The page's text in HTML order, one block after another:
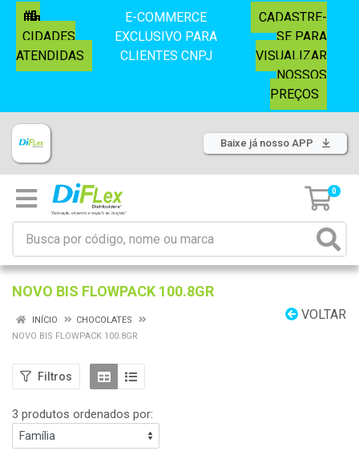
CIDADES
ATENDIDAS
E-COMMERCE
EXCLUSIVO PARA
CLIENTES CNPJ
CADASTRE-
SE PARA
VISUALIZAR
NOSSOS
PREÇOS
Baixe já nosso APP
0
NOVO BIS FLOWPACK 100.8GR
VOLTAR
INÍCIO
CHOCOLATES
NOVO BIS FLOWPACK 100.8GR
Filtros
3 produtos ordenados por: